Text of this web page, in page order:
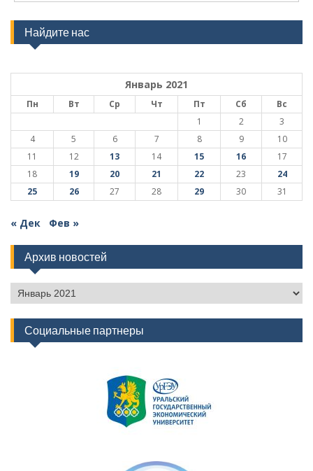
Найдите нас
Январь 2021
Пн Вт Ср Чт Пт Сб
Вс
1
2
3
4
5 6 7 8 9
10
11
12 13 14 15 16
17
18
19 20 21 22 23
24
25
26 27 28 29 30 31
« Дек Фев »
Архив новостей
Архив
новостей
Социальные партнеры